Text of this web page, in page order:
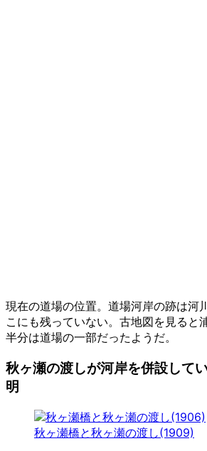
現在の道場の位置。道場河岸の跡は河
こにも残っていない。古地図を見ると
半分は道場の一部だったようだ。
秋ヶ瀬の渡しが河岸を併設して
明
秋ヶ瀬橋と秋ヶ瀬の渡し(1909)